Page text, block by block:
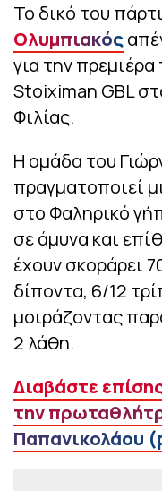
Το δικό του
Ολυμπιακός
για την
Stoiximan GBL
Φιλίας.
Η ομάδα του
πραγματοποιεί
στο Φαληρικό
σε άμυνα και
έχουν σκοράρει
δίποντα, 6/12
μοιράζοντας
2 λάθη.
Διαβάστε
την
Παπανικολάου